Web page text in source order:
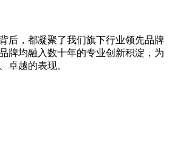
后，都凝聚了我们旗下行业领先品牌
牌均融入数十年的专业创新积淀，为
卓越的表现。